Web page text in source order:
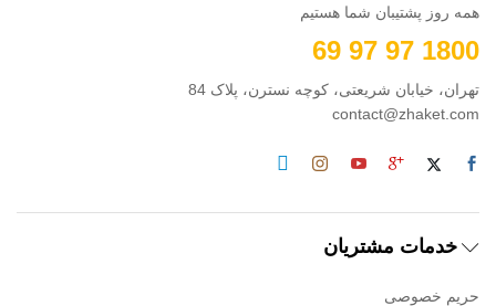
همه روز پشتیبان شما هستیم
1800 97 97 69
تهران، خیابان شریعتی، کوچه نسترن، پلاک 84
contact@zhaket.com
خدمات مشتریان
حریم خصوصی